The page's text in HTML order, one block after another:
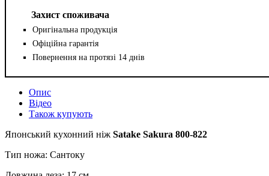
Захист споживача
Оригінальна продукція
Офіційна гарантія
Повернення на протязі 14 днів
Опис
Відео
Також купують
Японський кухонний ніж Satake Sakura 800-822
Тип ножа: Сантоку